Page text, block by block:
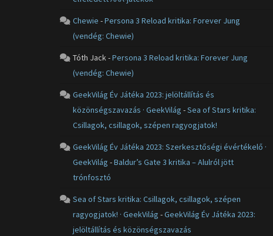
Chewie -Persona 3 Reload kritika: Forever Jung
(vendég: Chewie)
Tóth Jack-Persona 3 Reload kritika: Forever Jung
(vendég: Chewie)
GeekVilág Év Játéka 2023: jelöltállítás és
közönségszavazás · GeekVilág -Sea of Stars kritika:
Csillagok, csillagok, szépen ragyogjatok!
GeekVilág Év Játéka 2023: Szerkesztőségi évértékelő ·
GeekVilág -Baldur’s Gate 3 kritika – Alulról jött
trónfosztó
Sea of Stars kritika: Csillagok, csillagok, szépen
ragyogjatok! · GeekVilág -GeekVilág Év Játéka 2023:
jelöltállítás és közönségszavazás